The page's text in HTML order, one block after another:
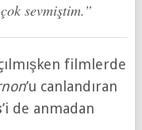
sevmiştim.”
filmlerde
’u canlandıran
’i de anmadan